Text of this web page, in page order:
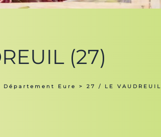
(27)
Eure > 27 / LE VAUDREUIL